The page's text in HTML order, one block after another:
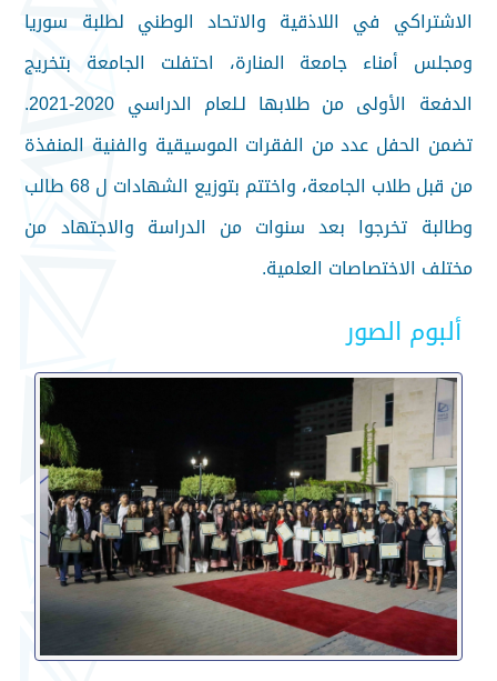
الاشتراكي في اللاذقية والاتحاد الوطني لطلبة سوريا
ومجلس أمناء جامعة المنارة، احتفلت الجامعة بتخريج
الدفعة الأولى من طلابها لـلعام الدراسي 2020-2021.
تضمن الحفل عدد من الفقرات الموسيقية والفنية المنفذة
من قبل طلاب الجامعة، واختتم بتوزيع الشهادات ل 68 طالب
وطالبة تخرجوا بعد سنوات من الدراسة والاجتهاد من
مختلف الاختصاصات العلمية.
ألبوم الصور